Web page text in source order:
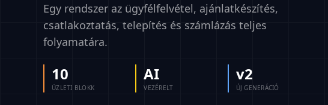
Egy rendszer az ügyfélfelvétel, ajánlatkészítés,
csatlakoztatás, telepítés és számlázás teljes
folyamatára.
10
ÜZLETI BLOKK
AI
VEZÉRELT
v2
ÚJ GENERÁCIÓ